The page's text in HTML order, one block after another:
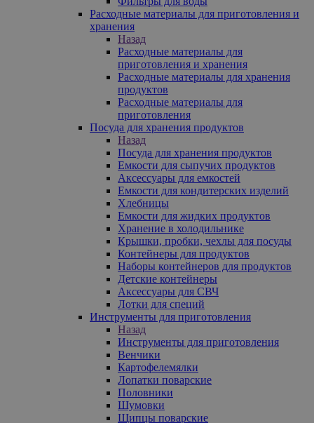
Расходные материалы для приготовления и
хранения
Назад
Расходные материалы для
приготовления и хранения
Расходные материалы для хранения
продуктов
Расходные материалы для
приготовления
Посуда для хранения продуктов
Назад
Посуда для хранения продуктов
Емкости для сыпучих продуктов
Аксессуары для емкостей
Емкости для кондитерских изделий
Хлебницы
Емкости для жидких продуктов
Хранение в холодильнике
Крышки, пробки, чехлы для посуды
Контейнеры для продуктов
Наборы контейнеров для продуктов
Детские контейнеры
Аксессуары для СВЧ
Лотки для специй
Инструменты для приготовления
Назад
Инструменты для приготовления
Венчики
Картофелемялки
Лопатки поварские
Половники
Шумовки
Щипцы поварские